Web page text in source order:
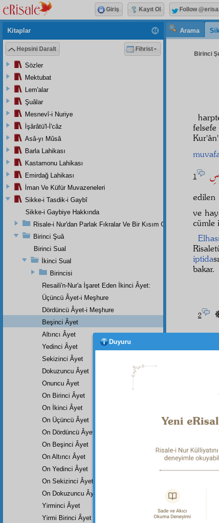
Arama
Birinci
1
edilen
ve
cümle
iptida
bakar.
2
Kitaplar
Hepsini Daralt Fihrist
Sözler
Mektubat
Lem'alar
Şuâlar
Mesnevî-i Nuriye
İşârâtü'l-İ'câz
Asâ-yı Mûsâ
Barla Lahikası
Kastamonu Lahikası
Emirdağ Lahikası
İman Ve Küfür Muvazeneleri
Sikke-i Tasdik-i Gaybî
Sikke-i Gaybiye Hakkında
Risale-i Nur'dan Parlak Fıkralar Ve Bir Kısım Güzel Mektuplar
Birinci Şuâ
Birinci Sual
İkinci Sual
Birincisi
Resaili'n-Nur'a İşaret Eden İkinci Âyet:
Üçüncü Âyet-i Meşhure
Dördüncü Âyet-i Meşhure
Beşinci Âyet
Altıncı Âyet
Yedinci Âyet
Sekizinci Âyet
Dokuzuncu Âyet
Onuncu Âyet
On Birinci Âyet
On İkinci Âyet
On Üçüncü Âyet
On Dördüncü Âyet
On Beşinci Âyet
On Altıncı Âyet
On Yedinci Âyet
On Sekizinci Âyet
On Dokuzuncu Âyet
Yirminci Âyet
Yirmi Birinci Âyet Veya Âyetler
Giriş Kayıt Ol Follow
Duyuru